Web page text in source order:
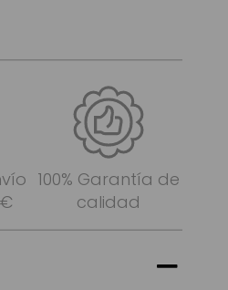
100% Garantía de
calidad